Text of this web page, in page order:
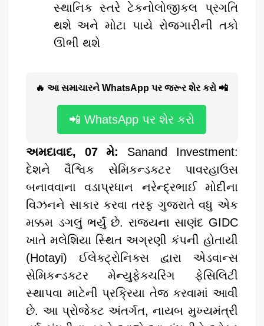
સ્થાનિક સ્તરે ટેકનોલોજીકલ પ્રગતિ
થશે અને મોટા પાયે રોજગારીની તકો
ઊભી થશે
🔥 આ સમાચારને WhatsApp પર જરૂર શેર કરો 📲
📲 WhatsApp પર શેર કરો
અમદાવાદ, 07 મે: Sanand Investment:
દેશને વૈશ્વિક સેમિકન્ડક્ટર પાવરહાઉસ
બનાવવાના વડાપ્રધાન નરેન્દ્રભાઈ મોદીના
વિઝનને સાકાર કરવા તરફ ગુજરાતે વધુ એક
મક્કમ ડગલું ભર્યું છે. રાજ્યના સાણંદ GIDC
ખાતે મલેશિયા સ્થિત અગ્રણી કંપની હોતાયી
(Hotayi) ઈલેક્ટ્રોનિક્સ દ્વારા એડવાન્સ
સેમિકન્ડક્ટર મેન્યુફેક્ચરિંગ ફેસિલિટી
સ્થાપવા માટેની પ્રક્રિયા તેજ કરવામાં આવી
છે. આ પ્રોજેક્ટ અંતર્ગત, નાયબ મુખ્યમંત્રી